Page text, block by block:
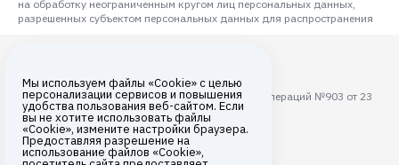
Мы используем файлы «Cookie» с целью
персонализации сервисов и повышения
удобства пользования веб-сайтом. Если
вы не хотите использовать файлы
«Cookie», измените настройки браузера.
Предоставляя разрешение на
использование файлов «Cookie»,
на обработку неограниченным кругом лиц персональных данных,
разрешенных субъектом персональных данных для распространения
Лицензия ЦБ РФ на осуществление банковских операций №903 от 23
августа 2017 года
Все права защищены © 2026
АО «ВЛАДБИЗНЕСБАНК»